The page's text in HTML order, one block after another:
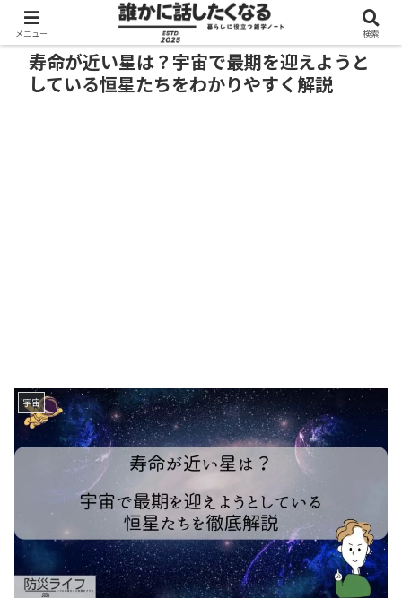
寿命が近い星は？宇宙で最期を迎えようと
している恒星たちをわかりやすく解説
宇宙
メニュー 検索